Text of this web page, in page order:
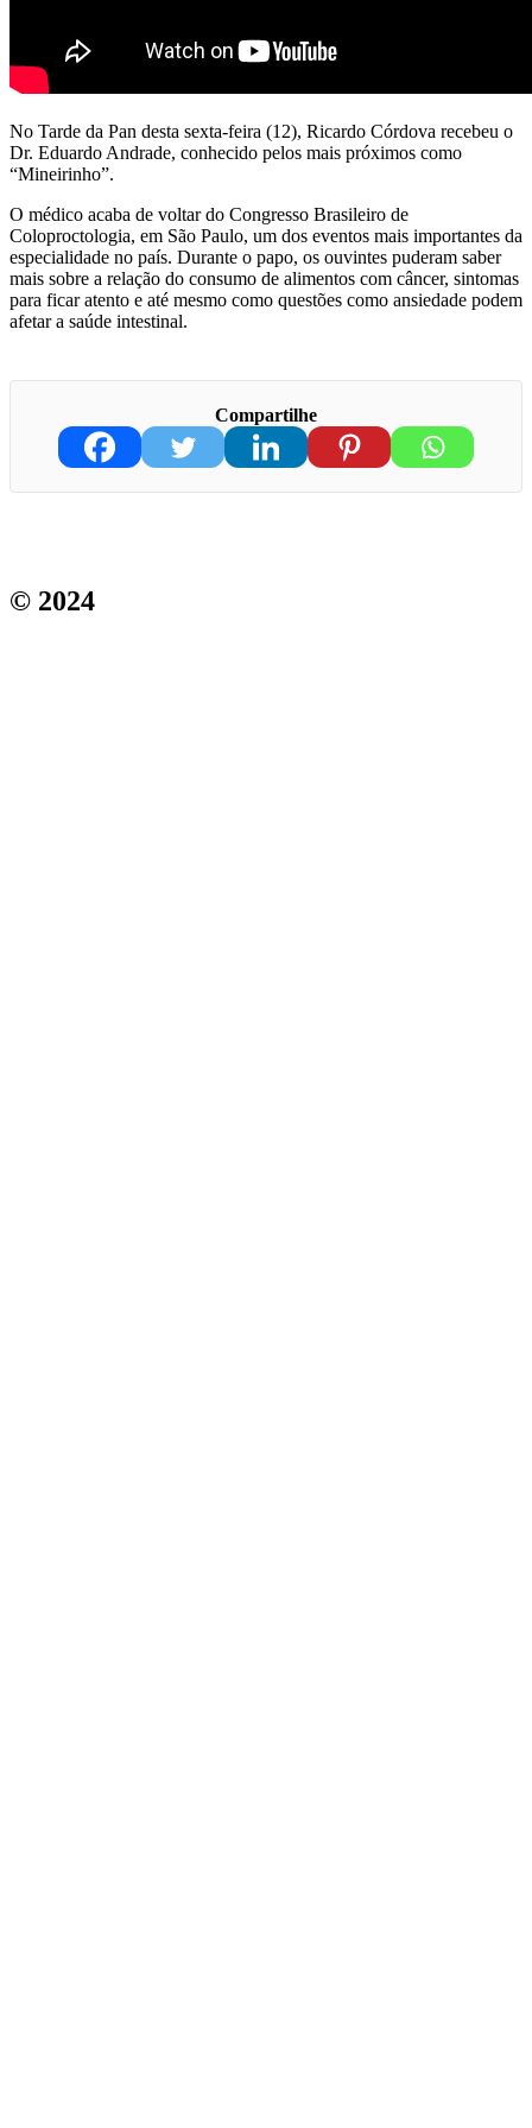
No Tarde da Pan desta sexta-feira (12), Ricardo Córdova recebeu o
Dr. Eduardo Andrade, conhecido pelos mais próximos como
“Mineirinho”.
O médico acaba de voltar do Congresso Brasileiro de
Coloproctologia, em São Paulo, um dos eventos mais importantes da
especialidade no país. Durante o papo, os ouvintes puderam saber
mais sobre a relação do consumo de alimentos com câncer, sintomas
para ficar atento e até mesmo como questões como ansiedade podem
afetar a saúde intestinal.
Compartilhe
© 2024